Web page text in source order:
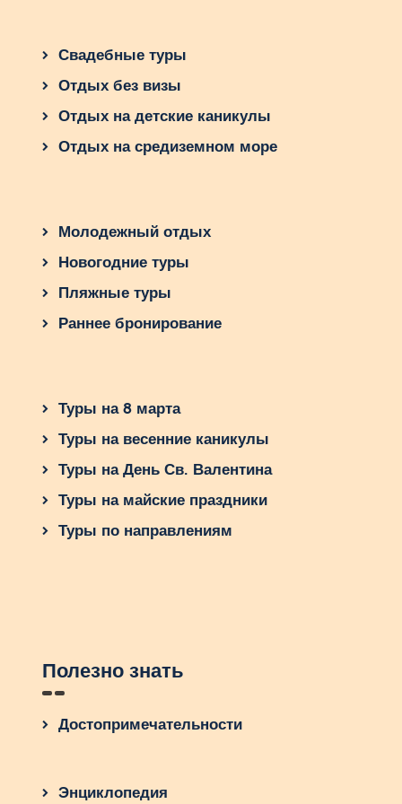
Свадебные туры
Отдых без визы
Отдых на детские каникулы
Отдых на средиземном море
Молодежный отдых
Новогодние туры
Пляжные туры
Раннее бронирование
Туры на 8 марта
Туры на весенние каникулы
Туры на День Св. Валентина
Туры на майские праздники
Туры по направлениям
Полезно знать
Достопримечательности
Энциклопедия